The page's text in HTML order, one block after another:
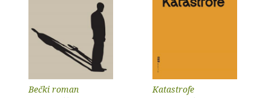
Bečki roman Katastrofe